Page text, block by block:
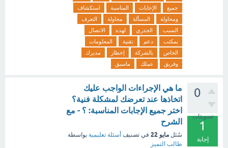
جميع
الإجابات المناسبة
استكشاف
ومحاولة
المسألة محاولة
التعرف
السبب
الجذري لهذه
الاتصال
بمكتب
دعم تقنية
المعلومات
الخاص
بالشركة إخطار
مديرك
وفريق
عملك ماسبق
0
تصويتات
1
إجابة
ما هي الإجراءات الواجب عليك
اتخاذها عند تعرضك لمشكلة فنية؟
اختر جميع الإجابات المناسبة: ؟ - مع
الشرح
سُئل مايو 22 في تصنيف أسئلة تعليمية بواسطة
طالب التميز